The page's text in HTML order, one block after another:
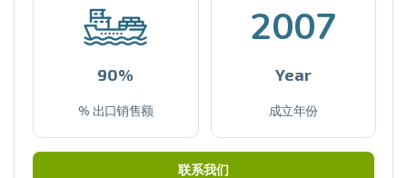
90%
% 出口销售额
2007
Year
成立年份
联系我们